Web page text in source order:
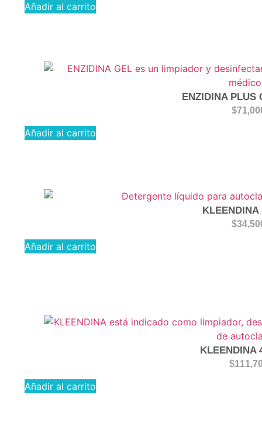
Añadir al carrito
ENZIDINA PLUS
$
Añadir al carrito
KLEENDINA
$
Añadir al carrito
KLEENDINA
$
Añadir al carrito